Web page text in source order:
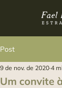
Post
Um convite
9 de nov. de 2020 4